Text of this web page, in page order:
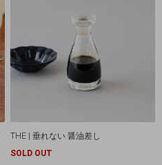
THE | 垂れない 醤油差し
SOLD OUT